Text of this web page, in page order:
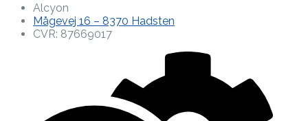
Alcyon
Mågevej 16 – 8370 Hadsten
CVR: 87669017